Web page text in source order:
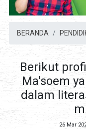
BERANDA
Berikut
Ma'soem
dalam
26 Mar